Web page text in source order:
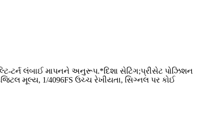
ટર્ન લંબાઈ માપનને અનુરૂપ.*દિશા સેટિંગ;પ્રીસેટ પોઝિશન
મૂલ્ય, 1/4096FS ઉચ્ચ રેખીયતા, સિગ્નલ પર કોઈ